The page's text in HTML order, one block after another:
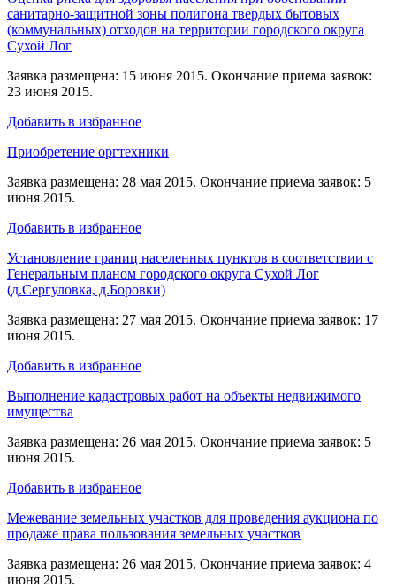
санитарно-защитной зоны полигона твердых бытовых
(коммунальных) отходов на территории городского округа
Сухой Лог
Заявка размещена: 15 июня 2015. Окончание приема заявок:
23 июня 2015.
Добавить в избранное
Приобретение оргтехники
Заявка размещена: 28 мая 2015. Окончание приема заявок: 5
июня 2015.
Добавить в избранное
Установление границ населенных пунктов в соответствии с
Генеральным планом городского округа Сухой Лог
(д.Сергуловка, д.Боровки)
Заявка размещена: 27 мая 2015. Окончание приема заявок: 17
июня 2015.
Добавить в избранное
Выполнение кадастровых работ на объекты недвижимого
имущества
Заявка размещена: 26 мая 2015. Окончание приема заявок: 5
июня 2015.
Добавить в избранное
Межевание земельных участков для проведения аукциона по
продаже права пользования земельных участков
Заявка размещена: 26 мая 2015. Окончание приема заявок: 4
июня 2015.